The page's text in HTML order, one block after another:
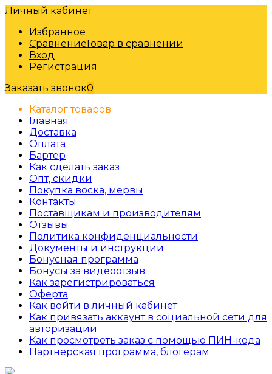
Личный кабинет
Избранное
СравнениеТовар в сравнении
Вход
Регистрация
Заказать звонок0
Каталог товаров
Главная
Доставка
Оплата
Бартер
Как сделать заказ
Опт, скидки
Покупка воска, мервы
Контакты
Поставщикам и производителям
Отзывы
Политика конфиденциальности
Документы и инструкции
Бонусная программа
Бонусы за видеоотзыв
Как зарегистрироваться
Оферта
Как войти в личный кабинет
Как привязать аккаунт в социальной сети для
авторизации
Как просмотреть заказ с помощью ПИН-кода
Партнерская программа, блогерам